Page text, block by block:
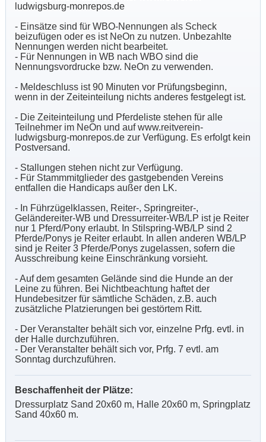
ludwigsburg-monrepos.de
- Einsätze sind für WBO-Nennungen als Scheck
beizufügen oder es ist NeOn zu nutzen. Unbezahlte
Nennungen werden nicht bearbeitet.
- Für Nennungen in WB nach WBO sind die
Nennungsvordrucke bzw. NeOn zu verwenden.
- Meldeschluss ist 90 Minuten vor Prüfungsbeginn,
wenn in der Zeiteinteilung nichts anderes festgelegt ist.
- Die Zeiteinteilung und Pferdeliste stehen für alle
Teilnehmer im NeOn und auf www.reitverein-
ludwigsburg-monrepos.de zur Verfügung. Es erfolgt kein
Postversand.
- Stallungen stehen nicht zur Verfügung.
- Für Stammmitglieder des gastgebenden Vereins
entfallen die Handicaps außer den LK.
- In Führzügelklassen, Reiter-, Springreiter-,
Geländereiter-WB und Dressurreiter-WB/LP ist je Reiter
nur 1 Pferd/Pony erlaubt. In Stilspring-WB/LP sind 2
Pferde/Ponys je Reiter erlaubt. In allen anderen WB/LP
sind je Reiter 3 Pferde/Ponys zugelassen, sofern die
Ausschreibung keine Einschränkung vorsieht.
- Auf dem gesamten Gelände sind die Hunde an der
Leine zu führen. Bei Nichtbeachtung haftet der
Hundebesitzer für sämtliche Schäden, z.B. auch
zusätzliche Platzierungen bei gestörtem Ritt.
- Der Veranstalter behält sich vor, einzelne Prfg. evtl. in
der Halle durchzuführen.
- Der Veranstalter behält sich vor, Prfg. 7 evtl. am
Sonntag durchzuführen.
Beschaffenheit der Plätze:
Dressurplatz Sand 20x60 m, Halle 20x60 m, Springplatz
Sand 40x60 m.